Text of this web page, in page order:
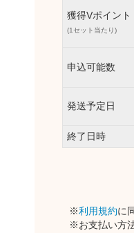
獲得Vポイント
(1セット当たり)
申込可能数
発送予定日
終了日時
※利用規約に
※お支払い方